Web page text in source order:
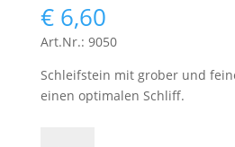
€6,60
Art.Nr.: 9050
Schleifstein mit grober und
einen optimalen Schliff.